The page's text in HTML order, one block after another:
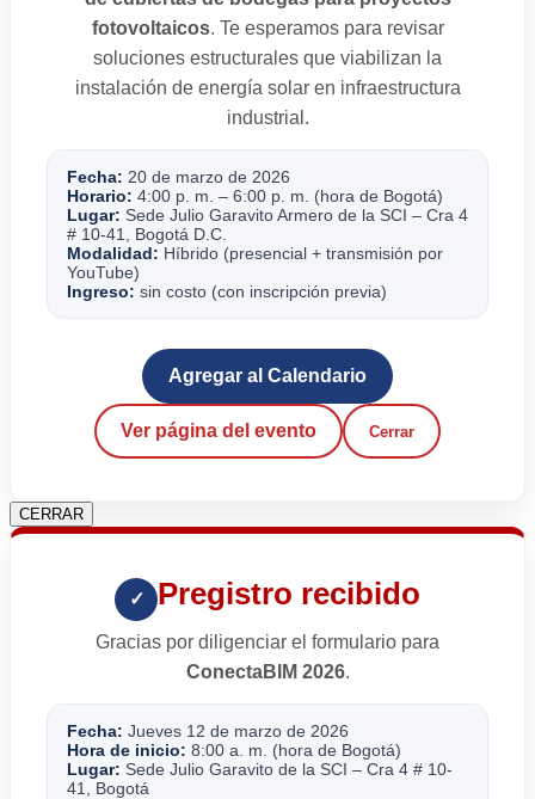
fotovoltaicos. Te esperamos para revisar
soluciones estructurales que viabilizan la
instalación de energía solar en infraestructura
industrial.
Fecha: 20 de marzo de 2026
Horario: 4:00 p. m. – 6:00 p. m. (hora de Bogotá)
Lugar: Sede Julio Garavito Armero de la SCI – Cra 4
# 10-41, Bogotá D.C.
Modalidad: Híbrido (presencial + transmisión por
YouTube)
Ingreso: sin costo (con inscripción previa)
Agregar al Calendario
Ver página del evento Cerrar
CERRAR
✓ Pregistro recibido
Gracias por diligenciar el formulario para
ConectaBIM 2026.
Fecha: Jueves 12 de marzo de 2026
Hora de inicio: 8:00 a. m. (hora de Bogotá)
Lugar: Sede Julio Garavito de la SCI – Cra 4 # 10-
41, Bogotá